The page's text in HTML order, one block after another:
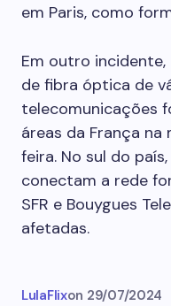
em Paris, como
Em outro
de fibra óptica de
telecomunicações
áreas da França
feira. No sul do
conectam a rede
SFR e Bouygues
afetadas.
LulaFlixon 29/07/2024